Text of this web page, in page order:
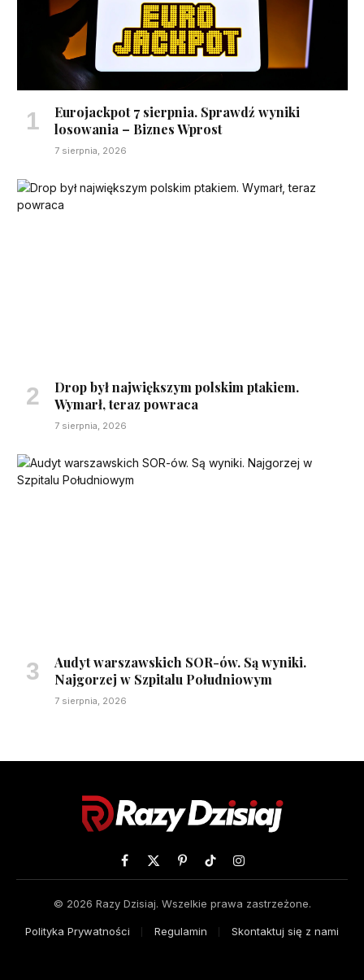
Eurojackpot 7 sierpnia. Sprawdź wyniki
losowania – Biznes Wprost
7 sierpnia, 2026
Drop był największym polskim ptakiem.
Wymarł, teraz powraca
7 sierpnia, 2026
Audyt warszawskich SOR-ów. Są wyniki.
Najgorzej w Szpitalu Południowym
7 sierpnia, 2026
Facebook
X
PinterestTikTokInstagram
© 2026 Razy Dzisiaj. Wszelkie prawa zastrzeżone.
Polityka Prywatności Regulamin Skontaktuj się z nami